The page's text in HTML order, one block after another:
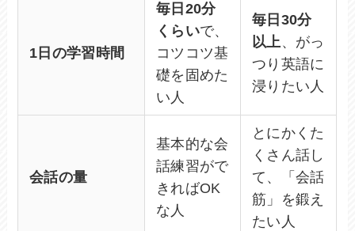
1日の学習時間
毎日20分
くらいで、
コツコツ基
礎を固めた
い人
毎日30分
以上、がっ
つり英語に
浸りたい人
会話の量
基本的な会
話練習がで
きればOK
な人
とにかくた
くさん話し
て、「会話
筋」を鍛え
たい人